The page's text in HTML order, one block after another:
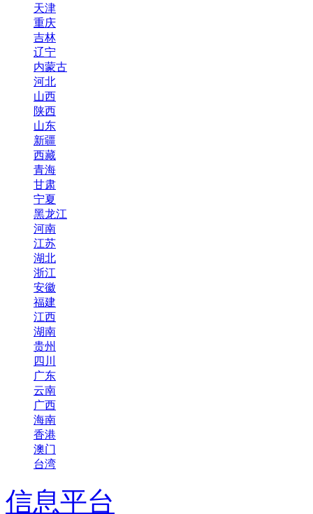
天津
重庆
吉林
辽宁
内蒙古
河北
山西
陕西
山东
新疆
西藏
青海
甘肃
宁夏
黑龙江
河南
江苏
湖北
浙江
安徽
福建
江西
湖南
贵州
四川
广东
云南
广西
海南
香港
澳门
台湾
信息平台